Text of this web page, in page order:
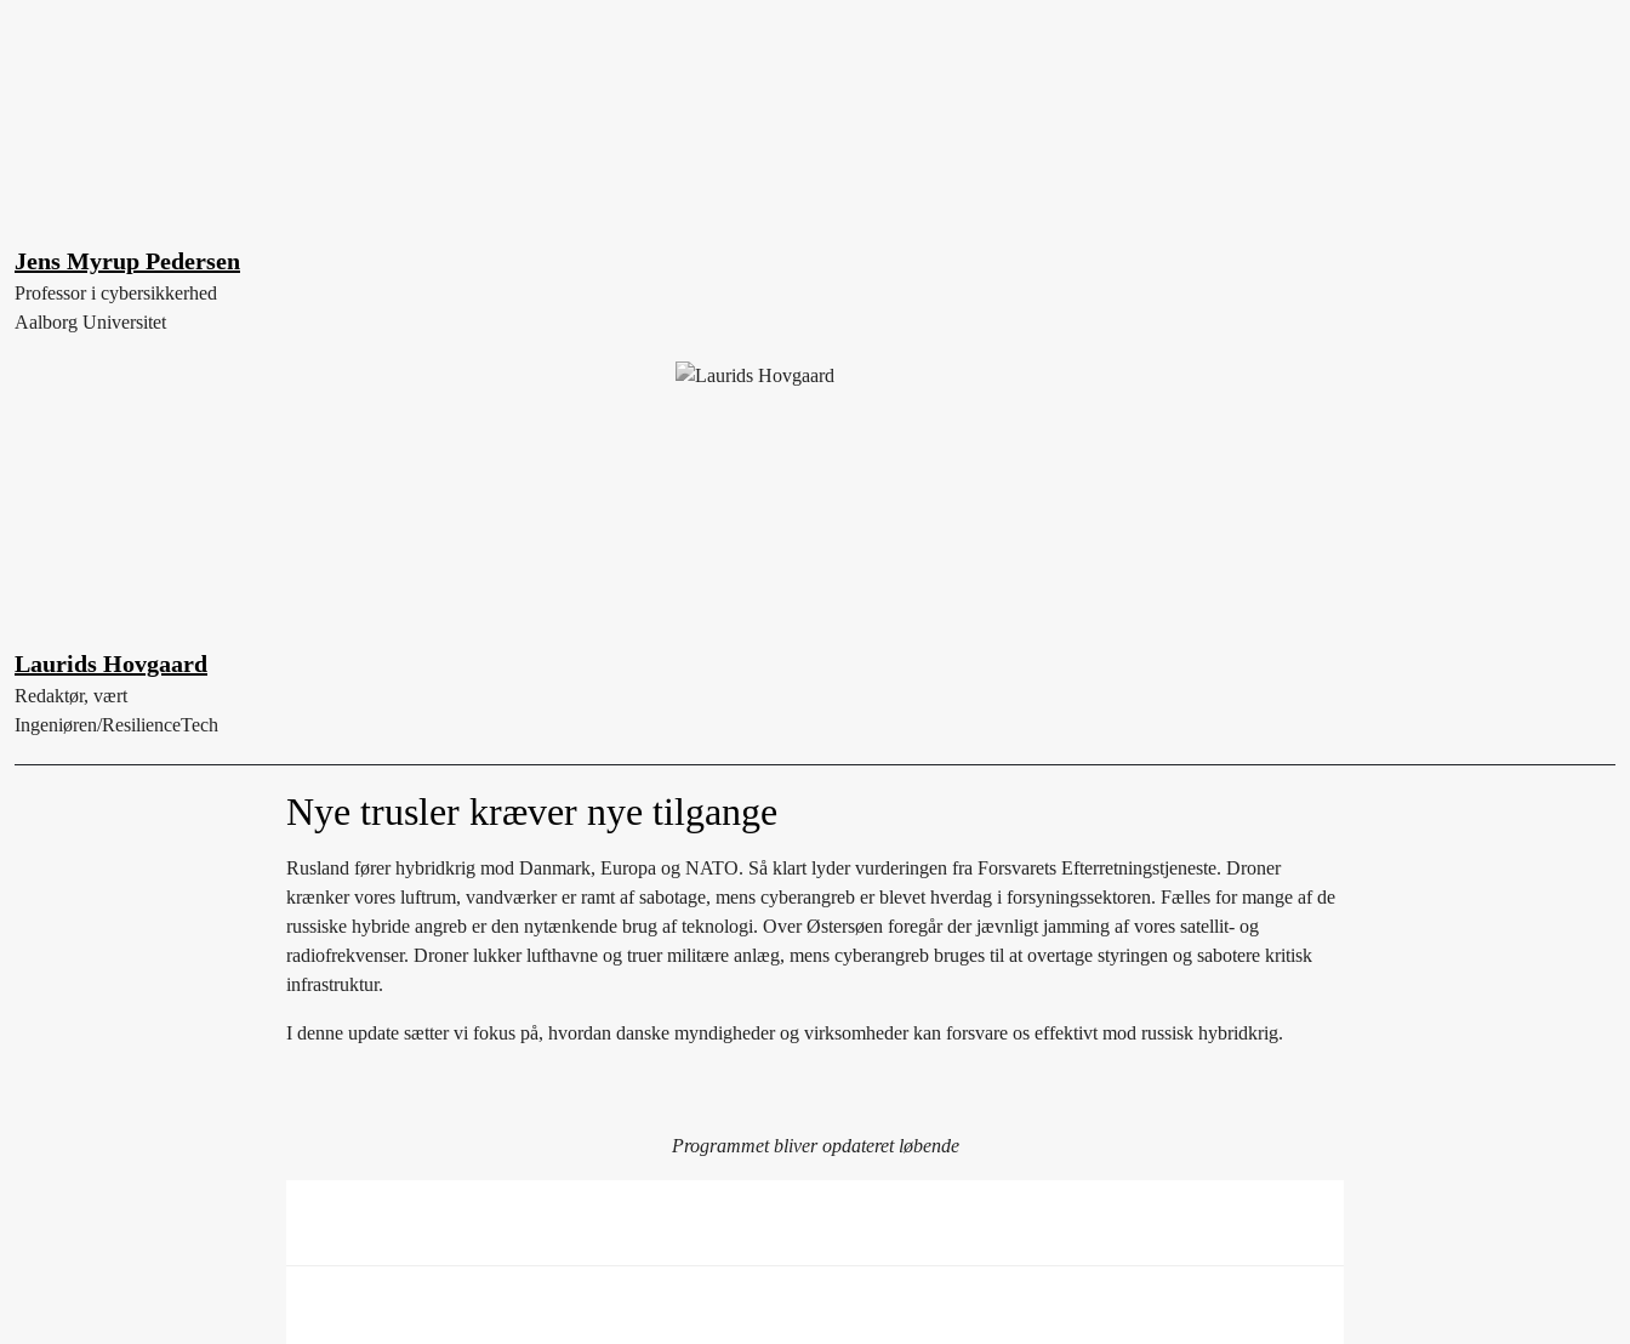
Jens Myrup Pedersen
Professor i cybersikkerhed
Aalborg Universitet
Laurids Hovgaard
Redaktør, vært
Ingeniøren/ResilienceTech
Nye trusler kræver nye tilgange
Rusland fører hybridkrig mod Danmark, Europa og NATO. Så klart lyder vurderingen fra Forsvarets Efterretningstjeneste. Droner
krænker vores luftrum, vandværker er ramt af sabotage, mens cyberangreb er blevet hverdag i forsyningssektoren. Fælles for mange af de
russiske hybride angreb er den nytænkende brug af teknologi. Over Østersøen foregår der jævnligt jamming af vores satellit- og
radiofrekvenser. Droner lukker lufthavne og truer militære anlæg, mens cyberangreb bruges til at overtage styringen og sabotere kritisk
infrastruktur.
I denne update sætter vi fokus på, hvordan danske myndigheder og virksomheder kan forsvare os effektivt mod russisk hybridkrig.
Programmet bliver opdateret løbende